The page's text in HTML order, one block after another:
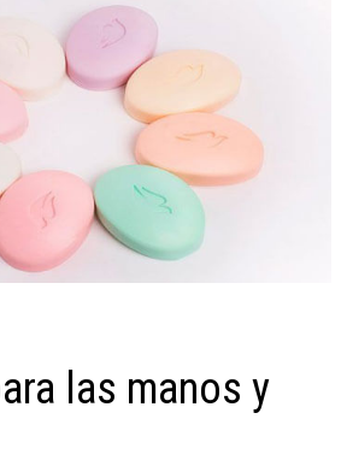
las manos y